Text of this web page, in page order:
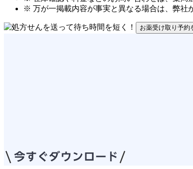
※ 万が一掲載内容が事実と異なる場合は、弊社
お薬受け取り予約